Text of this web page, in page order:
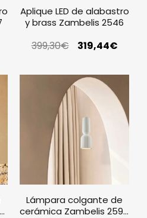
Aplique LED de alabastro
y brass Zambelis 2546
399,30€ 319,44€
Lámpara colgante de
cerámica Zambelis 2595